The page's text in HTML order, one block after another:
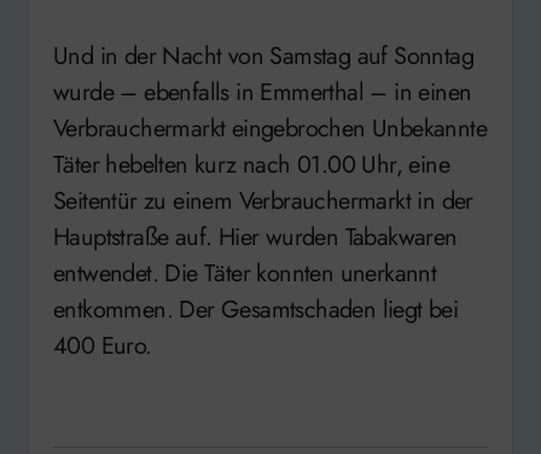
Und in der Nacht von Samstag auf Sonntag
wurde – ebenfalls in Emmerthal – in einen
Verbrauchermarkt eingebrochen Unbekannte
Täter hebelten kurz nach 01.00 Uhr, eine
Seitentür zu einem Verbrauchermarkt in der
Hauptstraße auf. Hier wurden Tabakwaren
entwendet. Die Täter konnten unerkannt
entkommen. Der Gesamtschaden liegt bei
400 Euro.